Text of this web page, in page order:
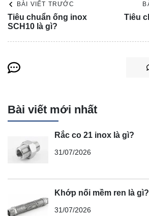
BÀI VIẾT TRƯỚC
Tiêu chuẩn ống inox
SCH10 là gì?
Tiêu
Bài viết mới nhất
Rắc co 21 inox là gì?
31/07/2026
Khớp nối mềm ren là gì?
31/07/2026